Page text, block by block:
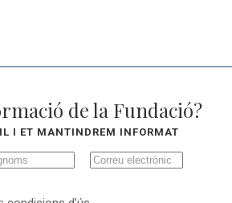
de la Fundació?
I ET MANTINDREM INFORMAT